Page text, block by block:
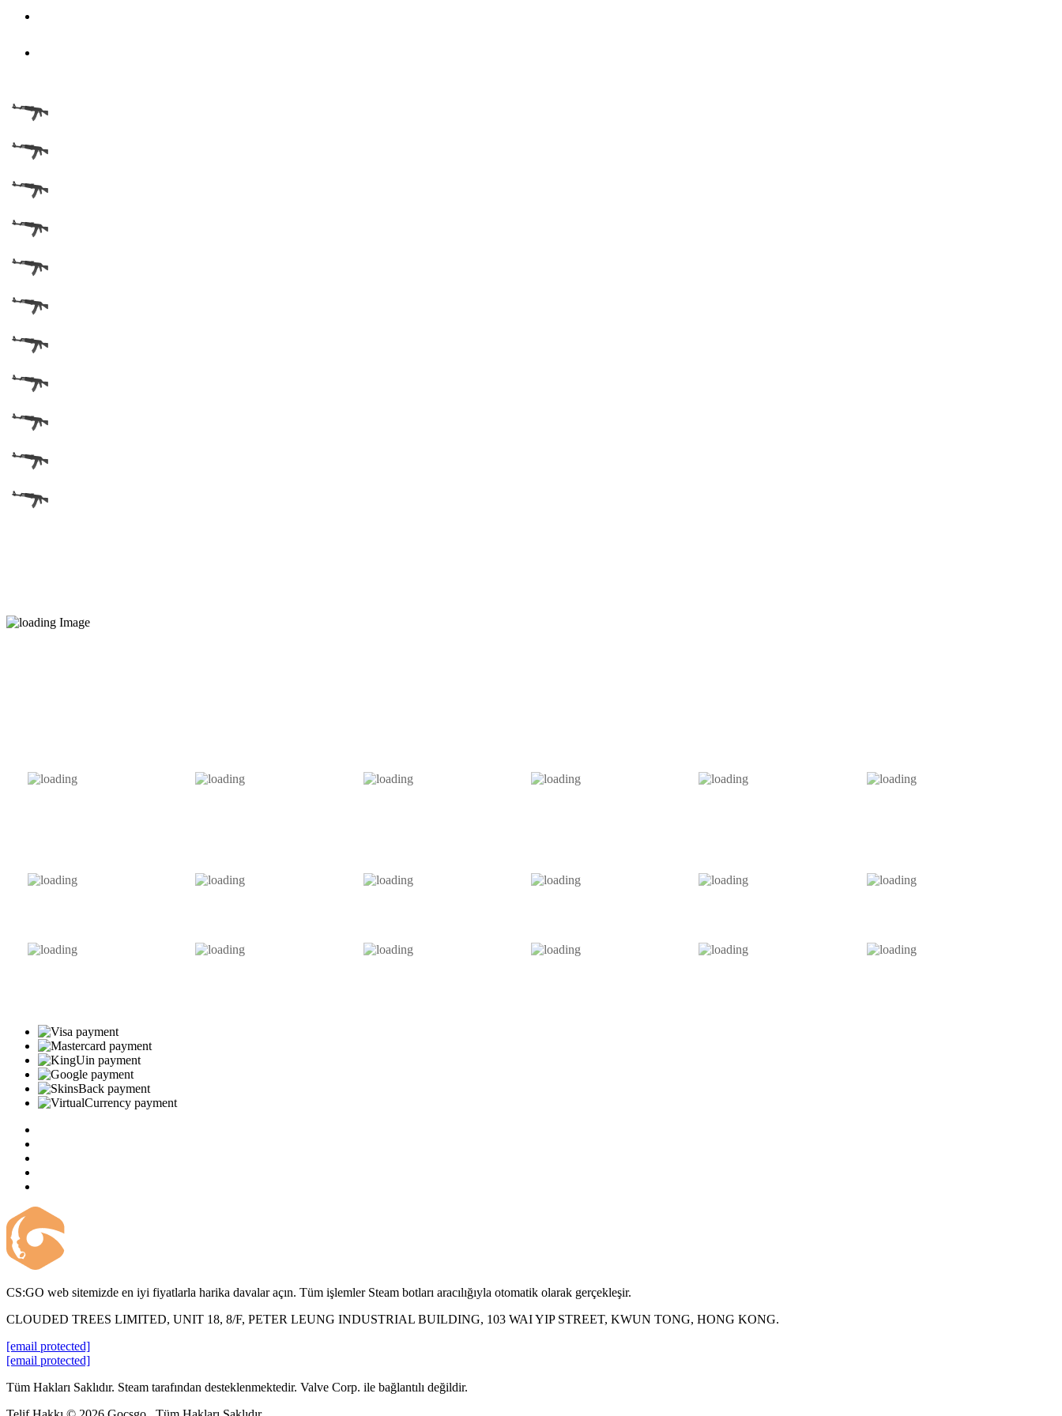
CS:GO web sitemizde en iyi fiyatlarla harika davalar açın. Tüm işlemler Steam botları aracılığıyla otomatik olarak gerçekleşir.
CLOUDED TREES LIMITED, UNIT 18, 8/F, PETER LEUNG INDUSTRIAL BUILDING, 103 WAI YIP STREET, KWUN TONG, HONG KONG.
[email protected]
[email protected]
Tüm Hakları Saklıdır. Steam tarafından desteklenmektedir. Valve Corp. ile bağlantılı değildir.